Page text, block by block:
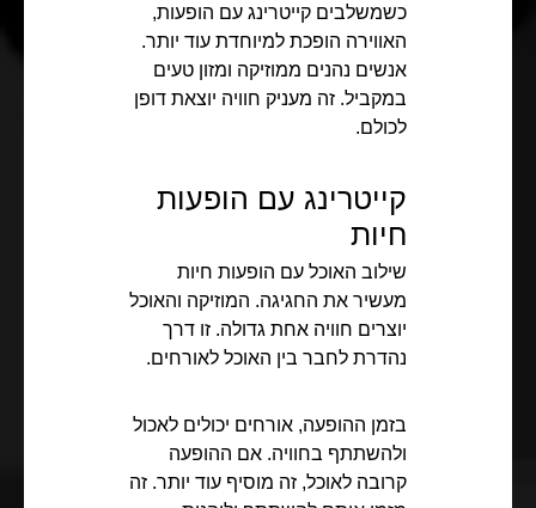
כשמשלבים קייטרינג עם הופעות,
האווירה הופכת למיוחדת עוד יותר.
אנשים נהנים ממוזיקה ומזון טעים
במקביל. זה מעניק חוויה יוצאת דופן
לכולם.
קייטרינג עם הופעות
חיות
שילוב האוכל עם הופעות חיות
מעשיר את החגיגה. המוזיקה והאוכל
יוצרים חוויה אחת גדולה. זו דרך
נהדרת לחבר בין האוכל לאורחים.
בזמן ההופעה, אורחים יכולים לאכול
ולהשתתף בחוויה. אם ההופעה
קרובה לאוכל, זה מוסיף עוד יותר. זה